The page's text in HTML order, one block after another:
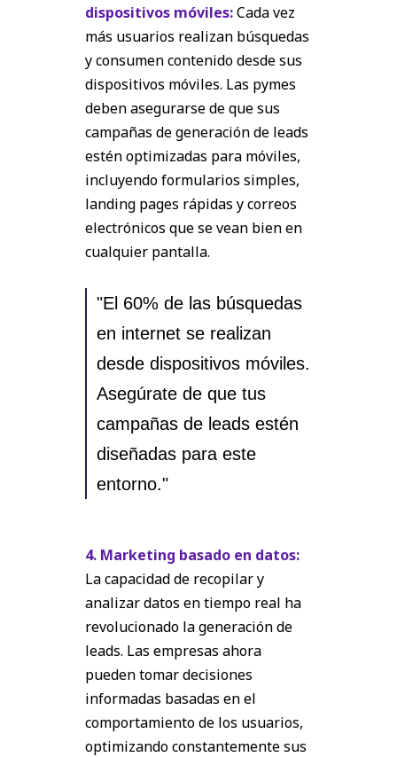
dispositivos móviles:Cada vez
más usuarios realizan búsquedas
y consumen contenido desde sus
dispositivos móviles. Las pymes
deben asegurarse de que sus
campañas de generación de leads
estén optimizadas para móviles,
incluyendo formularios simples,
landing pages rápidas y correos
electrónicos que se vean bien en
cualquier pantalla.
"El 60% de las búsquedas
en internet se realizan
desde dispositivos móviles.
Asegúrate de que tus
campañas de leads estén
diseñadas para este
entorno."
4. Marketing basado en datos:
La capacidad de recopilar y
analizar datos en tiempo real ha
revolucionado la generación de
leads. Las empresas ahora
pueden tomar decisiones
informadas basadas en el
comportamiento de los usuarios,
optimizando constantemente sus